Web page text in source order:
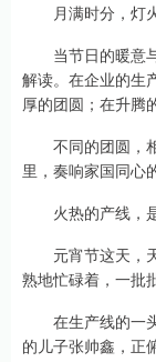
月满时分，灯火
当节日的暖意与
解读。在企业的生
厚的团圆；在升腾
不同的团圆，相
里，奏响家国同心
火热的产线，
元宵节这天，天
熟地忙碌着，一批
在生产线的一头
的儿子张帅鑫，正